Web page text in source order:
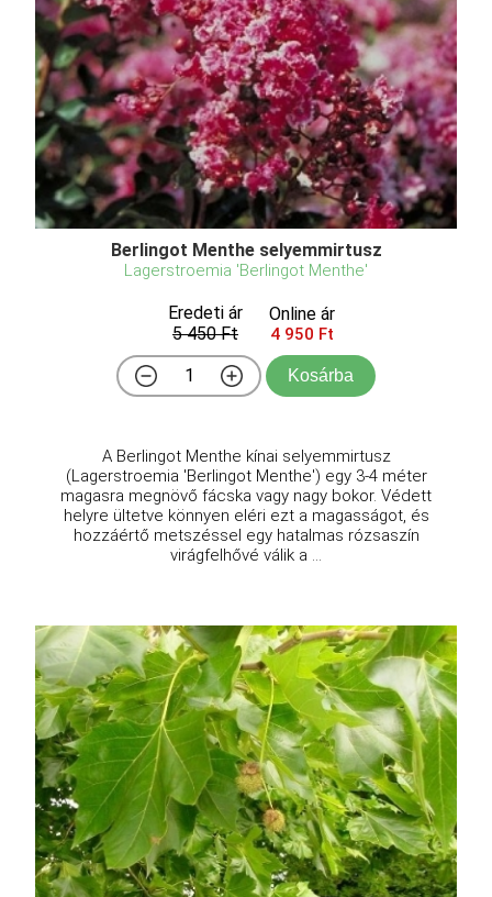
Berlingot Menthe selyemmirtusz
Lagerstroemia 'Berlingot Menthe'
Eredeti ár
5 450 Ft
Online ár
4 950 Ft
Kosárba
A Berlingot Menthe kínai selyemmirtusz
(Lagerstroemia 'Berlingot Menthe') egy 3-4 méter
magasra megnövő fácska vagy nagy bokor. Védett
helyre ültetve könnyen eléri ezt a magasságot, és
hozzáértő metszéssel egy hatalmas rózsaszín
virágfelhővé válik a ...